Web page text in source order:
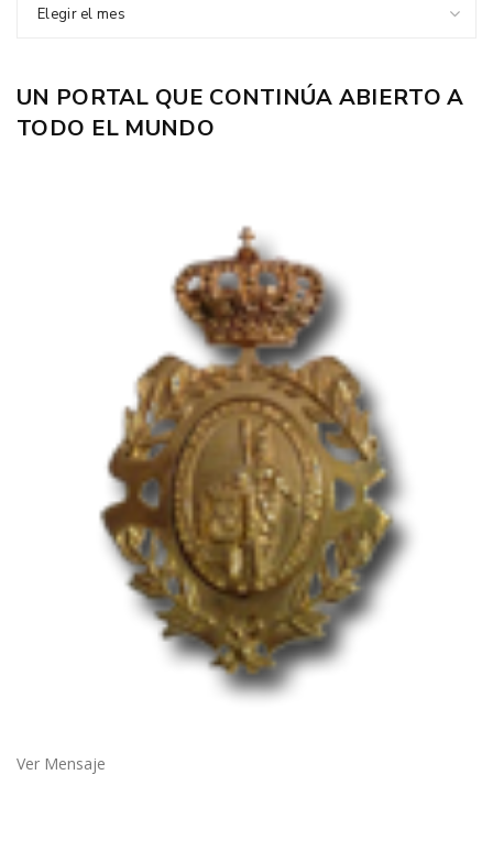
Elegir el mes
UN PORTAL QUE CONTINÚA ABIERTO A
TODO EL MUNDO
Ver Mensaje